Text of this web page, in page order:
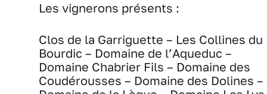
Les vignerons présents :
Clos de la Garriguette – Les Collines du
Bourdic – Domaine de l’Aqueduc –
Domaine Chabrier Fils – Domaine des
Coudérousses – Domaine des Dolines –